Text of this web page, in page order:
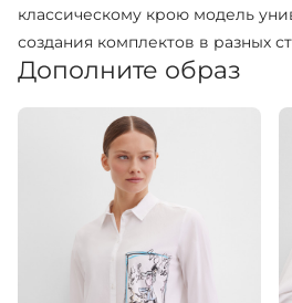
классическому крою модель
создания комплектов в разных
Дополните образ